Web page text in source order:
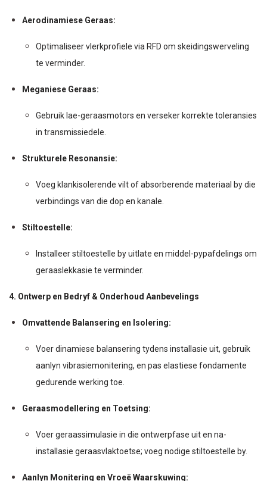
Aerodinamiese Geraas:
Optimaliseer vlerkprofiele via RFD om skeidingswerveling
te verminder.
Meganiese Geraas:
Gebruik lae-geraasmotors en verseker korrekte toleransies
in transmissiedele.
Strukturele Resonansie:
Voeg klankisolerende vilt of absorberende materiaal by die
verbindings van die dop en kanale.
Stiltoestelle:
Installeer stiltoestelle by uitlate en middel-pypafdelings om
geraaslekkasie te verminder.
4. Ontwerp en Bedryf & Onderhoud Aanbevelings
Omvattende Balansering en Isolering:
Voer dinamiese balansering tydens installasie uit, gebruik
aanlyn vibrasiemonitering, en pas elastiese fondamente
gedurende werking toe.
Geraasmodellering en Toetsing:
Voer geraassimulasie in die ontwerpfase uit en na-
installasie geraasvlaktoetse; voeg nodige stiltoestelle by.
Aanlyn Monitering en Vroeë Waarskuwing: